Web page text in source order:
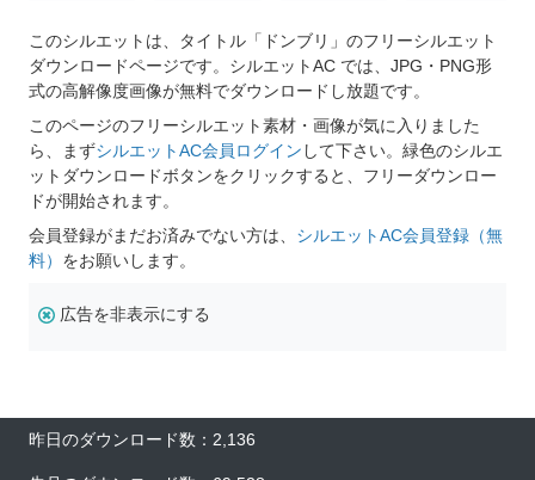
このシルエットは、タイトル「ドンブリ」のフリーシルエット
ダウンロードページです。シルエットAC では、JPG・PNG形
式の高解像度画像が無料でダウンロードし放題です。
このページのフリーシルエット素材・画像が気に入りました
ら、まずシルエットAC会員ログイン して下さい。緑色のシルエ
ットダウンロードボタンをクリックすると、フリーダウンロー
ドが開始されます。
会員登録がまだお済みでない方は、 シルエットAC会員登録（無
料） をお願いします。
広告を非表示にする
昨日のダウンロード数：2,136